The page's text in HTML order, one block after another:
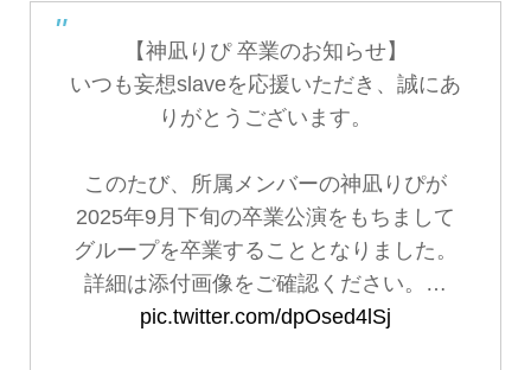
【神凪りぴ 卒業のお知らせ】
いつも妄想slaveを応援いただき、誠にあ
りがとうございます。
このたび、所属メンバーの神凪りぴが
2025年9月下旬の卒業公演をもちまして
グループを卒業することとなりました。
詳細は添付画像をご確認ください。…
pic.twitter.com/dpOsed4lSj